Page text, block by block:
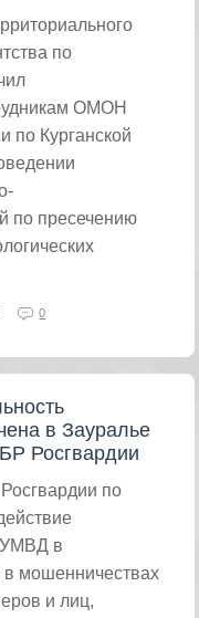
по
ОМОН
по Курганской
по пресечению
0
в Зауралье
Росгвардии
по
УМВД в
мошенничествах
и лиц,